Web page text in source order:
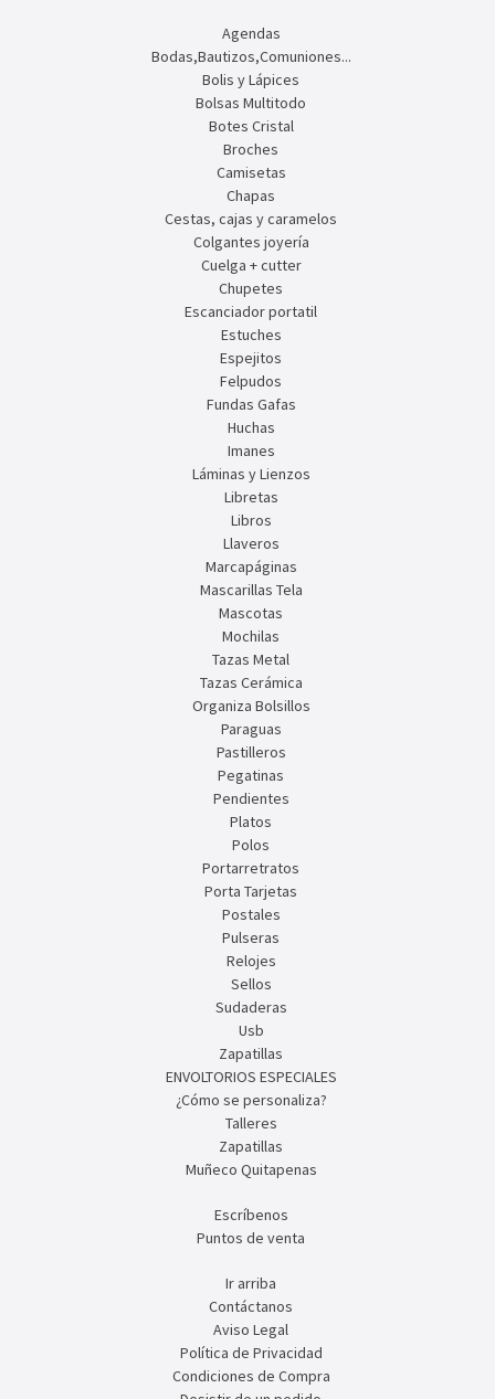
Agendas
Bodas,Bautizos,Comuniones...
Bolis y Lápices
Bolsas Multitodo
Botes Cristal
Broches
Camisetas
Chapas
Cestas, cajas y caramelos
Colgantes joyería
Cuelga + cutter
Chupetes
Escanciador portatil
Estuches
Espejitos
Felpudos
Fundas Gafas
Huchas
Imanes
Láminas y Lienzos
Libretas
Libros
Llaveros
Marcapáginas
Mascarillas Tela
Mascotas
Mochilas
Tazas Metal
Tazas Cerámica
Organiza Bolsillos
Paraguas
Pastilleros
Pegatinas
Pendientes
Platos
Polos
Portarretratos
Porta Tarjetas
Postales
Pulseras
Relojes
Sellos
Sudaderas
Usb
Zapatillas
ENVOLTORIOS ESPECIALES
¿Cómo se personaliza?
Talleres
Zapatillas
Muñeco Quitapenas
Escríbenos
Puntos de venta
Ir arriba
Contáctanos
Aviso Legal
Política de Privacidad
Condiciones de Compra